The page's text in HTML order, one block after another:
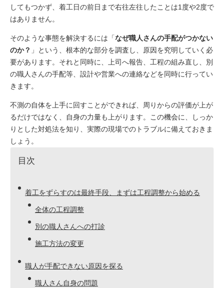
してもつかず、着工日の前日まで右往左往したことは1度や2度で
はありません。
そのような事態を解決するには「なぜ職人さんの手配がつかない
のか？ 」という、根本的な部分を調査し、原因を究明していく必
要があります。 それと同時に、上司へ報告、工程の組み直し、別
の職人さんの手配等、設計や営業への連絡などを同時に行ってい
きます。
不測の自体を上手に回すことができれば、周りからの評価が上が
るだけではなく、自身の力量も上がります。 この機会に、しっか
りとした対処法を知り、実際の現場でのトラブルに備えておきま
しょう。
目次
着工をずらすのは最終手段、まずは工程調整から始める
全体の工程調整
別の職人さんへの打診
施工方法の変更
職人が手配できない原因を探る
職人さん自身の問題